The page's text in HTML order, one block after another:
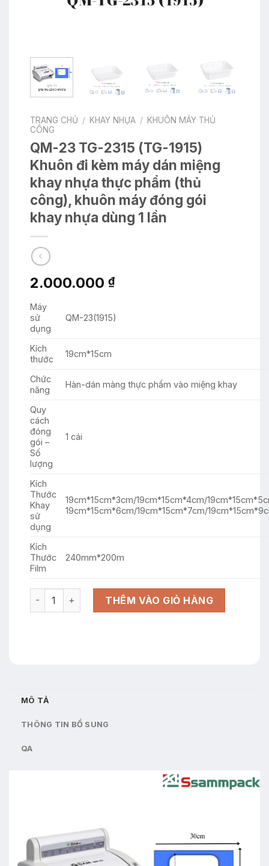
TRANG CHỦ / KHAY NHỰA / KHUÔN MÁY THỦ
CÔNG
QM-23 TG-2315 (TG-1915)
Khuôn đi kèm máy dán miệng
khay nhựa thực phẩm (thủ
công), khuôn máy đóng gói
khay nhựa dùng 1 lần
2.000.000 ₫
Máy
sử
dụng
QM-23(1915)
Kích
thước
19cm*15cm
Chức
năng
Hàn-dán màng thực phẩm vào miệng khay
Quy
cách
đóng
gói –
Số
lượng
1 cái
Kích
Thước
Khay
sử
dụng
19cm*15cm*3cm/19cm*15cm*4cm/
19cm*15cm*6cm/19cm*15cm*7cm/
Kích
Thước
Film
240mm*200m
QM-23 TG-2315 (TG-1915) Khuôn đi kèm máy dán
THÊM VÀO GIỎ HÀNG
MÔ TẢ
THÔNG TIN BỔ SUNG
QA